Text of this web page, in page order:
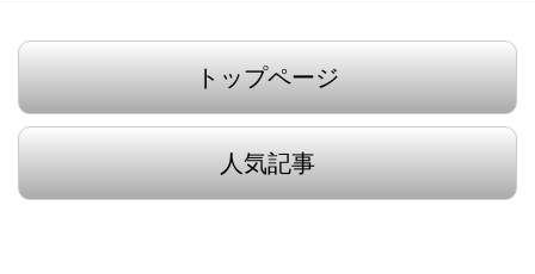
トップページ
人気記事